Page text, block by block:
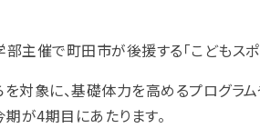
主催で町田市が後援する「こどもスポ
対象に、基礎体力を高めるプログラ
期が4期目にあたります。